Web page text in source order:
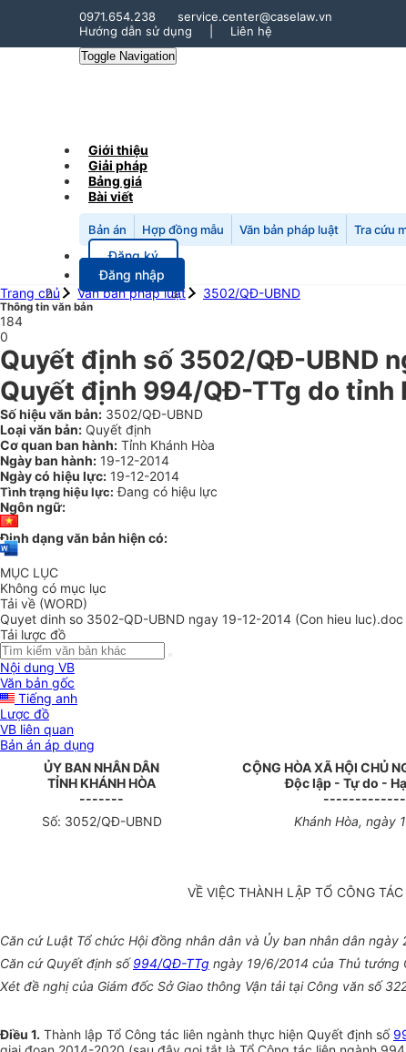
0971.654.238
service.center@caselaw.vn
Hướng dẫn sử dụng
Liên hệ
Toggle Navigation
Giới thiệu
Giải pháp
Bảng giá
Bài viết
Bản án Hợp đồng mẫu Văn bản pháp luật Tra cứu
Đăng ký
Đăng nhập
Trang chủ
Văn bản pháp luật 3502/QĐ-UBND
Thông tin văn bản
184
0
Quyết định số 3502/QĐ-UBND
Quyết định 994/QĐ-TTg do tỉnh
Số hiệu văn bản: 3502/QĐ-UBND
Loại văn bản: Quyết định
Cơ quan ban hành: Tỉnh Khánh Hòa
Ngày ban hành: 19-12-2014
Ngày có hiệu lực: 19-12-2014
Tình trạng hiệu lực: Đang có hiệu lực
Ngôn ngữ:
Định dạng văn bản hiện có:
MỤC LỤC
Không có mục lục
Tải về (WORD)
Quyet dinh so 3502-QD-UBND ngay 19-12-2014 (Con hieu luc).doc
Tải lược đồ
Nội dung VB
Văn bản gốc
Tiếng anh
Lược đồ
VB liên quan
Bản án áp dụng
ỦY BAN NHÂNDÂN
TỈNHKHÁNH HÒA
-------
CỘNG HÒA XÃ HỘI CHỦ
Độc lập - Tự do -
Số: 3052/QĐ-UBND Khánh Hòa, ngày
VỀ VIỆC THÀNH L ẬP TỔ CÔNG
Căn cứ Luật Tổ chức Hội đồng nhân dân và Ủy ban nhân dân ngày
Căn cứ Quyết định số994/QĐ-TTg ngày 19/6/2014 của Thủ tướng
Xét đề nghị của Giám đốc Sở Giao thông Vận tải tại Công văn số
Điều 1. Thành lập Tổ Công tác liên ngành thực hiện Quyết định số